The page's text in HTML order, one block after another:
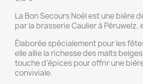
La Bon Secours Noël est une bière
par la brasserie Caulier à Péruwelz,
Élaborée spécialement pour les
elle allie la richesse des malts
touche d’épices pour offrir une
conviviale.